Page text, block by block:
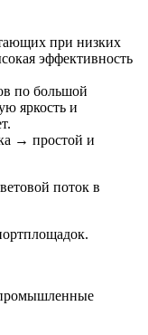
при низких
эффективность
по большой
яркость и
→ простой и
поток в